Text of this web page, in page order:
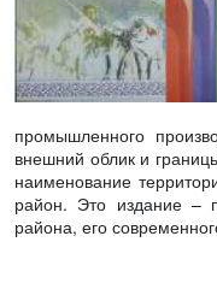
промышленного
внешний облик и
наименование
район. Это издание –
района, его